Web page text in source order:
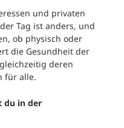
und privaten
Tag ist anders, und
ob physisch oder
die Gesundheit der
deren
für alle.
du in der